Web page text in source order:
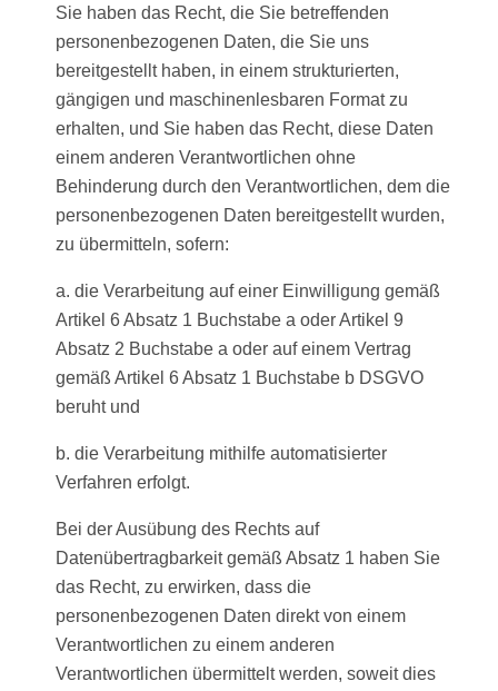
Sie haben das Recht, die Sie betreffenden
personenbezogenen Daten, die Sie uns
bereitgestellt haben, in einem strukturierten,
gängigen und maschinenlesbaren Format zu
erhalten, und Sie haben das Recht, diese Daten
einem anderen Verantwortlichen ohne
Behinderung durch den Verantwortlichen, dem die
personenbezogenen Daten bereitgestellt wurden,
zu übermitteln, sofern:
a. die Verarbeitung auf einer Einwilligung gemäß
Artikel 6 Absatz 1 Buchstabe a oder Artikel 9
Absatz 2 Buchstabe a oder auf einem Vertrag
gemäß Artikel 6 Absatz 1 Buchstabe b DSGVO
beruht und
b. die Verarbeitung mithilfe automatisierter
Verfahren erfolgt.
Bei der Ausübung des Rechts auf
Datenübertragbarkeit gemäß Absatz 1 haben Sie
das Recht, zu erwirken, dass die
personenbezogenen Daten direkt von einem
Verantwortlichen zu einem anderen
Verantwortlichen übermittelt werden, soweit dies